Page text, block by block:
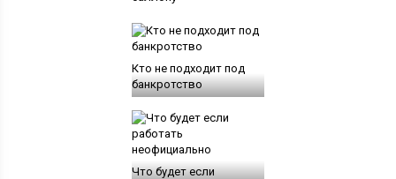
Кто не подходит под
банкротство
Что будет если